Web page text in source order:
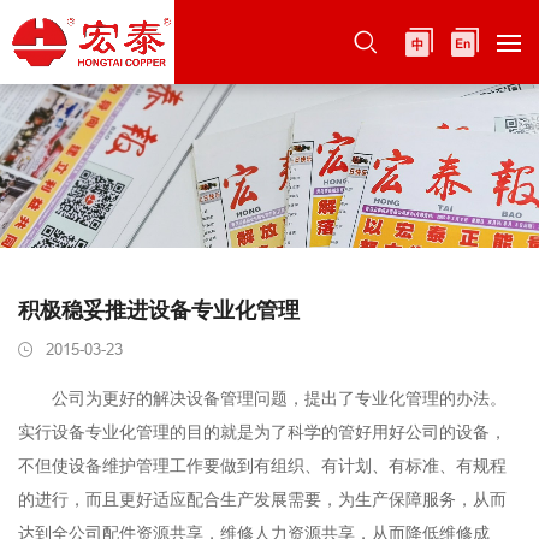
积极稳妥推进设备专业化管理
2015-03-23
公司为更好的解决设备管理问题，提出了专业化管理的办法。
实行设备专业化管理的目的就是为了科学的管好用好公司的设备，
不但使设备维护管理工作要做到有组织、有计划、有标准、有规程
的进行，而且更好适应配合生产发展需要，为生产保障服务，从而
达到全公司配件资源共享，维修人力资源共享，从而降低维修成